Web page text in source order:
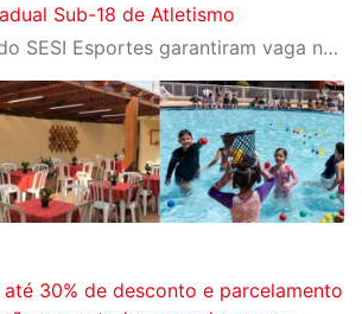
Sub-18 de Atletismo
Jovens talentos do SESI Esportes garantiram vaga na competição após resultados conquistados no Troféu São Paulo de Atletismo, em Araraquara
até 30% de desconto e parcelamento